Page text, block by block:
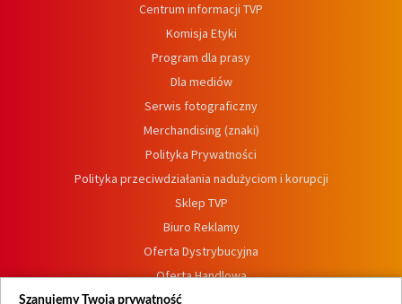
Centrum informacji TVP
Komisja Etyki
Program dla prasy
Dla mediów
Serwis fotograficzny
Merchandising (znaki)
Polityka Prywatności
Polityka przeciwdziałania nadużyciom i korupcji
Sklep TVP
Biuro Reklamy
Oferta Dystrybucyjna
Oferta Handlowa
Dostępność
Szanujemy Twoją prywatność